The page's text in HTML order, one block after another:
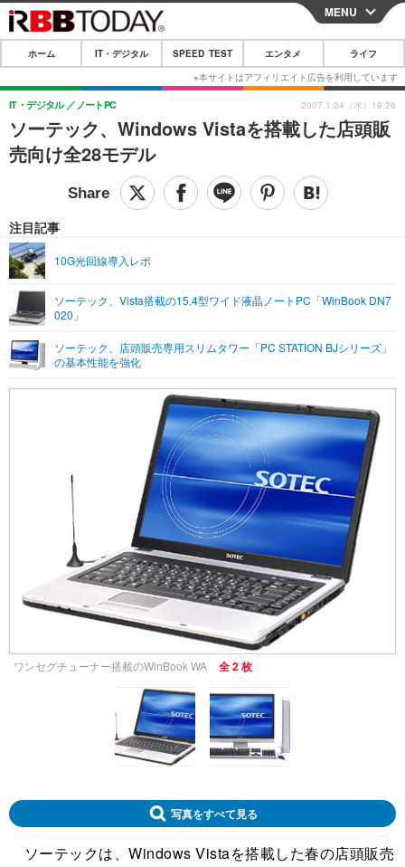
CLOSE
ホーム
IT・デジタル
IT・デジタルTOP スマートフォン
ショッピング その他
SPEED TEST
エンタメTOP 映画・ドラマ
グラビア
ショッピング その他
ライフTOP
リリース一覧
プッシュ通知の停止方法
MENU
ホーム IT・デジタル SPEED TEST エンタメ ライフ
ソーテック、Windows Vistaを搭載した店頭販
売向け全28モデル
IT・デジタル ノートPC
注目記事
10G光回線導入レポ
ソーテック、Vista搭載の15.4型ワイド液晶ノートPC「WinBook DN7
020」
ソーテック、店頭販売専用スリムタワー「PC STATION BJシリーズ」
の基本性能を強化
2007.1.24（水）19:26
ワンセグチューナー搭載のWinBook WA 全 2 枚
写真をすべて見る
ソーテックは、Windows Vistaを搭載した春の店頭販売